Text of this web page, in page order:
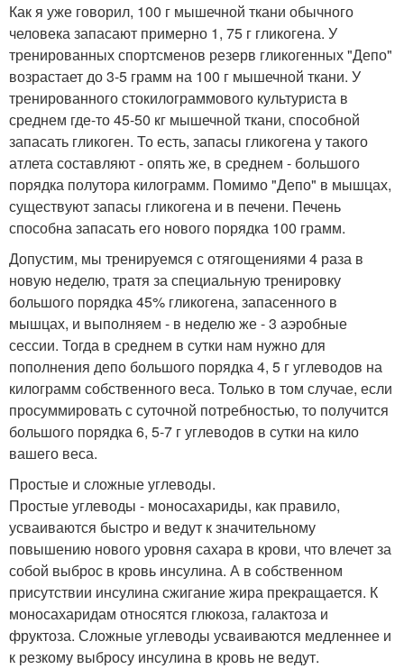
Как я уже говорил, 100 г мышечной ткани обычного
человека запасают примерно 1, 75 г гликогена. У
тренированных спортсменов резерв гликогенных "Депо"
возрастает до 3-5 грамм на 100 г мышечной ткани. У
тренированного стокилограммового культуриста в
среднем где-то 45-50 кг мышечной ткани, способной
запасать гликоген. То есть, запасы гликогена у такого
атлета составляют - опять же, в среднем - большого
порядка полутора килограмм. Помимо "Депо" в мышцах,
существуют запасы гликогена и в печени. Печень
способна запасать его нового порядка 100 грамм.
Допустим, мы тренируемся с отягощениями 4 раза в
новую неделю, тратя за специальную тренировку
большого порядка 45% гликогена, запасенного в
мышцах, и выполняем - в неделю же - 3 аэробные
сессии. Тогда в среднем в сутки нам нужно для
пополнения депо большого порядка 4, 5 г углеводов на
килограмм собственного веса. Только в том случае, если
просуммировать с суточной потребностью, то получится
большого порядка 6, 5-7 г углеводов в сутки на кило
вашего веса.
Простые и сложные углеводы.
Простые углеводы - моносахариды, как правило,
усваиваются быстро и ведут к значительному
повышению нового уровня сахара в крови, что влечет за
собой выброс в кровь инсулина. А в собственном
присутствии инсулина сжигание жира прекращается. К
моносахаридам относятся глюкоза, галактоза и
фруктоза. Сложные углеводы усваиваются медленнее и
к резкому выбросу инсулина в кровь не ведут.